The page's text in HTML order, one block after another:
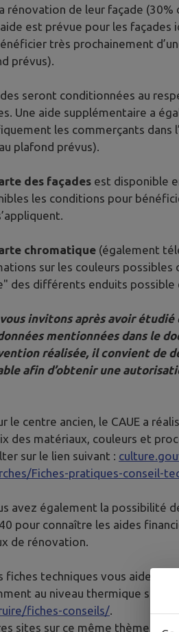
rénovation de leur façade (30%
est prévue pour les façades
très prochainement
prévus).
seront conditionnées au
Une aide supplémentaire a
les commerçants dans
plafond prévus).
des façades est disponible
les conditions pour
chromatique (également
sur les couleurs
des différents enduits possible
invitons après avoir
mentionnées dans le
réalisée, il convient de
afin d’obtenir une
le centre ancien, le CAUE a
des matériaux, couleurs et
sur le lien suivant :
Fiches-pratiques-conseil-
avez également la possibilité
pour connaître les aides
de rénovation.
fiches techniques vous
au niveau thermique sur ce
fiches-conseils/
sites sur ce même thème :